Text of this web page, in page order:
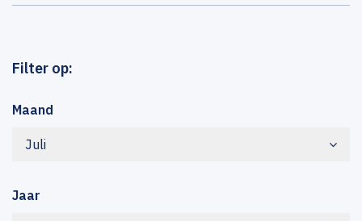
Filter op:
Maand
Juli
Jaar